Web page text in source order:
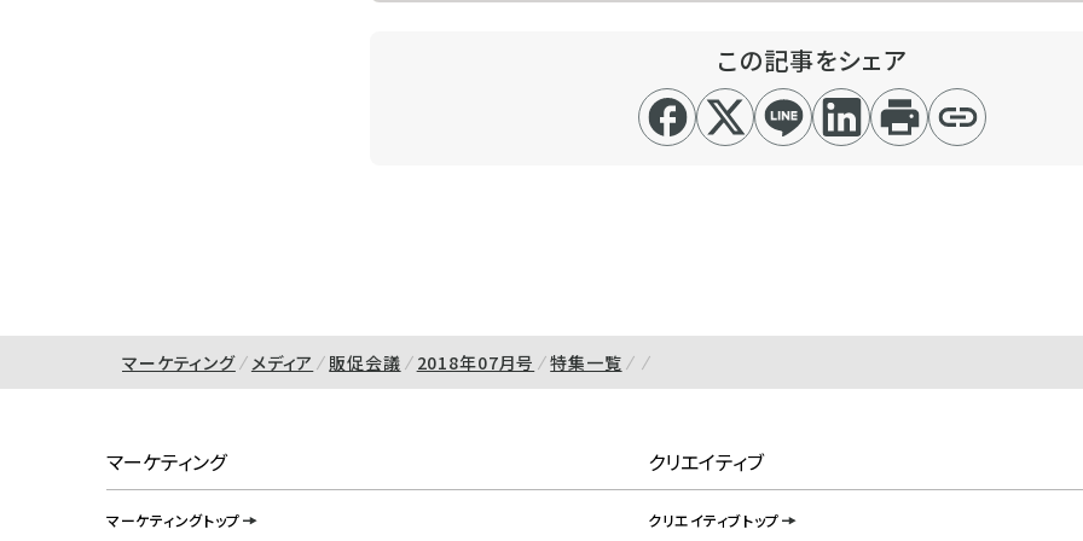
この記事をシェア
マーケティング メディア 販促会議 2018年07月号 特集一覧
マーケティング
マーケティングトップ
クリエイティブ
クリエイティブトップ